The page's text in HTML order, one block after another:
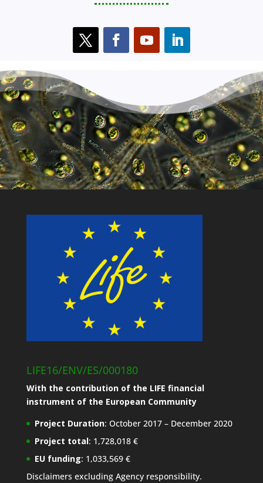
LIFE16/ENV/ES/000180
With the contribution of the LIFE financial
instrument of the European Community
Project Duration: October 2017 – December 2020
Project total: 1,728,018 €
EU funding: 1,033,569 €
Disclaimers excluding Agency responsibility.